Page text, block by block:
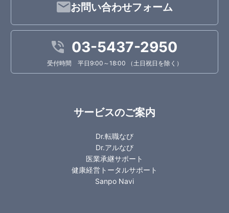
お問い合わせフォーム
03-5437-2950
受付時間 平日9:00～18:00 （土日祝日を除く）
サービスのご案内
Dr.転職なび
Dr.アルなび
医業承継サポート
健康経営トータルサポート
Sanpo Navi